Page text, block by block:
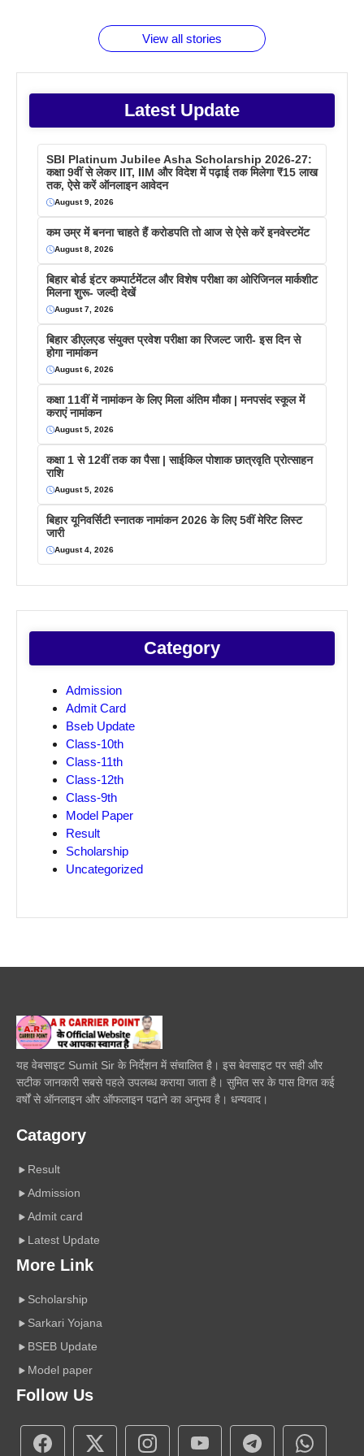
View all stories
Latest Update
SBI Platinum Jubilee Asha Scholarship 2026-27:
कक्षा 9वीं से लेकर IIT, IIM और विदेश में पढ़ाई तक मिलेगा ₹15 लाख
तक, ऐसे करें ऑनलाइन आवेदन
August 9, 2026
कम उम्र में बनना चाहते हैं करोडपति तो आज से ऐसे करें इनवेस्टमेंट
August 8, 2026
बिहार बोर्ड इंटर कम्पार्टमेंटल और विशेष परीक्षा का ओरिजिनल मार्कशीट
मिलना शुरू- जल्दी देखें
August 7, 2026
बिहार डीएलएड संयुक्त प्रवेश परीक्षा का रिजल्ट जारी- इस दिन से
होगा नामांकन
August 6, 2026
कक्षा 11वीं में नामांकन के लिए मिला अंतिम मौका | मनपसंद स्कूल में
कराएं नामांकन
August 5, 2026
कक्षा 1 से 12वीं तक का पैसा | साईकिल पोशाक छात्रवृति प्रोत्साहन
राशि
August 5, 2026
बिहार यूनिवर्सिटी स्नातक नामांकन 2026 के लिए 5वीं मेरिट लिस्ट
जारी
August 4, 2026
Category
Admission
Admit Card
Bseb Update
Class-10th
Class-11th
Class-12th
Class-9th
Model Paper
Result
Scholarship
Uncategorized
यह वेबसाइट Sumit Sir के निर्देशन में संचालित है। इस बेवसाइट पर सही और
सटीक जानकारी सबसे पहले उपलब्ध कराया जाता है। सुमित सर के पास विगत कई
वर्षों से ऑनलाइन और ऑफलाइन पढाने का अनुभव है। धन्यवाद।
Catagory
Result
Admission
Admit card
Latest Update
More Link
Scholarship
Sarkari Yojana
BSEB Update
Model paper
Follow Us